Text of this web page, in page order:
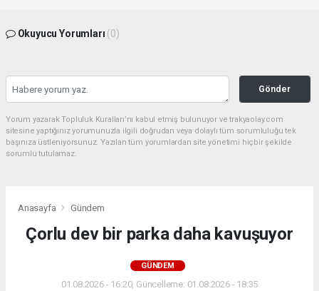
Okuyucu Yorumları (0)
Gönder
Yorum yazarak Topluluk Kuralları’nı kabul etmiş bulunuyor ve trakyaolay.com
sitesine yaptığınız yorumunuzla ilgili doğrudan veya dolaylı tüm sorumluluğu tek
başınıza üstleniyorsunuz. Yazılan tüm yorumlardan site yönetimi hiçbir şekilde
sorumlu tutulamaz.
Anasayfa Gündem
Çorlu dev bir parka daha kavuşuyor
GÜNDEM
01.08.2026 - 16:20, Güncelleme: 01.08.2026 - 18:35